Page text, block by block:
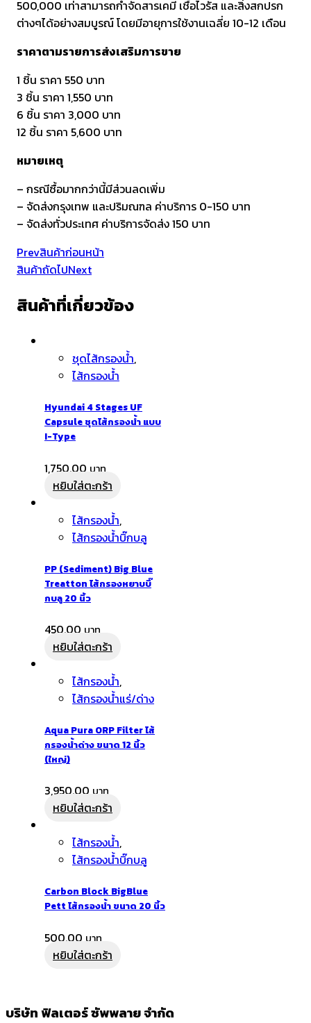
500,000 เท่าสามารถกำจัดสารเคมี เชื้อไวรัส และสิ่งสกปรก
ต่างๆได้อย่างสมบูรณ์ โดยมีอายุการใช้งานเฉลี่ย 10-12 เดือน
ราคาตามรายการส่งเสริมการขาย
1 ชิ้น ราคา 550 บาท
3 ชิ้น ราคา 1,550 บาท
6 ชิ้น ราคา 3,000 บาท
12 ชิ้น ราคา 5,600 บาท
หมายเหตุ
– กรณีซื้อมากกว่านี้มีส่วนลดเพิ่ม
– จัดส่งกรุงเทพ และปริมณฑล ค่าบริการ 0-150 บาท
– จัดส่งทั่วประเทศ ค่าบริการจัดส่ง 150 บาท
Prevสินค้าก่อนหน้า
สินค้าถัดไปNext
สินค้าที่เกี่ยวข้อง
ชุดไส้กรองน้ำ,
ไส้กรองน้ำ
Hyundai 4 Stages UF
Capsule ชุดไส้กรองน้ำ แบบ
I-Type
1,750.00
หยิบใส่ตะกร้า
ไส้กรองน้ำ,
ไส้กรองน้ำบิ๊กบลู
PP (Sediment) Big Blue
Treatton ไส้กรองหยาบบิ๊
กบลู 20 นิ้ว
450.00
หยิบใส่ตะกร้า
ไส้กรองน้ำ,
ไส้กรองน้ำแร่/ด่าง
Aqua Pura ORP Filter ไส้
กรองน้ำด่าง ขนาด 12 นิ้ว
(ใหญ่)
3,950.00
หยิบใส่ตะกร้า
ไส้กรองน้ำ,
ไส้กรองน้ำบิ๊กบลู
Carbon Block BigBlue
Pett ไส้กรองน้ำ ขนาด 20 นิ้ว
500.00
หยิบใส่ตะกร้า
บริษัท ฟิลเตอร์ ซัพพลาย จำกัด